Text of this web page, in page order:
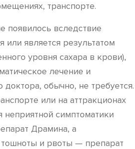
транспорте.
появилось вследствие
или является результатом
уровня сахара в крови),
лечение и
обычно, не требуется.
или на аттракционах
симптоматики
Драмина, а
тошноты и рвоты — препарат